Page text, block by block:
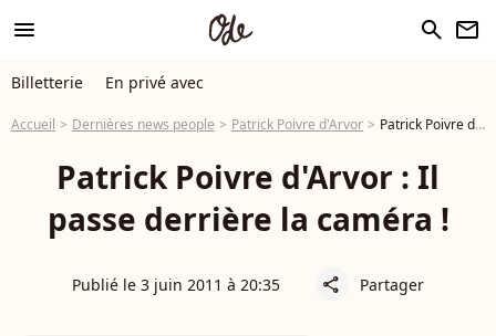
menu search newsletter
Billetterie En privé avec
Accueil Dernières news people Patrick Poivre d'Arvor Patrick Poivre d'Arvor : Il passe derrière la caméra !
Patrick Poivre d'Arvor : Il
passe derrière la caméra !
Publié le 3 juin 2011 à 20:35 share Partager